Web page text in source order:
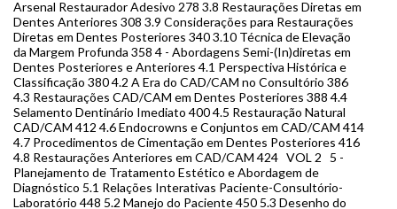
Arsenal Restaurador Adesivo 278 3.8 Restaurações Diretas em
Dentes Anteriores 308 3.9 Considerações para Restaurações
Diretas em Dentes Posteriores 340 3.10 Técnica de Elevação
da Margem Profunda 358 4 - Abordagens Semi-(In)diretas em
Dentes Posteriores e Anteriores 4.1 Perspectiva Histórica e
Classificação 380 4.2 A Era do CAD/CAM no Consultório 386
4.3 Restaurações CAD/CAM em Dentes Posteriores 388 4.4
Selamento Dentinário Imediato 400 4.5 Restauração Natural
CAD/CAM 412 4.6 Endocrowns e Conjuntos em CAD/CAM 414
4.7 Procedimentos de Cimentação em Dentes Posteriores 416
4.8 Restaurações Anteriores em CAD/CAM 424 VOL 2 5 -
Planejamento de Tratamento Estético e Abordagem de
Diagnóstico 5.1 Relações Interativas Paciente-Consultório-
Laboratório 448 5.2 Manejo do Paciente 450 5.3 Desenho do